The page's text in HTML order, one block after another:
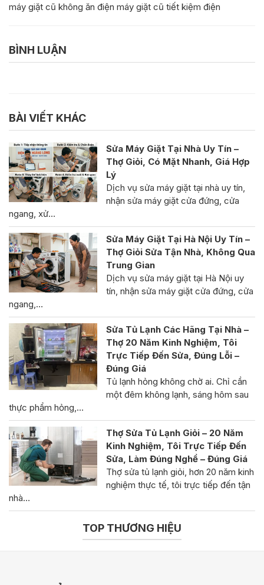
máy giặt cũ không ăn điện máy giặt cũ tiết kiệm điện
BÌNH LUẬN
BÀI VIẾT KHÁC
Sửa Máy Giặt Tại Nhà Uy Tín –
Thợ Giỏi, Có Mặt Nhanh, Giá Hợp
Lý
Dịch vụ sửa máy giặt tại nhà uy tín,
nhận sửa máy giặt cửa đứng, cửa
ngang, xử…
Sửa Máy Giặt Tại Hà Nội Uy Tín –
Thợ Giỏi Sửa Tận Nhà, Không Qua
Trung Gian
Dịch vụ sửa máy giặt tại Hà Nội uy
tín, nhận sửa máy giặt cửa đứng, cửa
ngang,…
Sửa Tủ Lạnh Các Hãng Tại Nhà –
Thợ 20 Năm Kinh Nghiệm, Tôi
Trực Tiếp Đến Sửa, Đúng Lỗi –
Đúng Giá
Tủ lạnh hỏng không chờ ai. Chỉ cần
một đêm không lạnh, sáng hôm sau
thực phẩm hỏng,…
Thợ Sửa Tủ Lạnh Giỏi – 20 Năm
Kinh Nghiệm, Tôi Trực Tiếp Đến
Sửa, Làm Đúng Nghề – Đúng Giá
Thợ sửa tủ lạnh giỏi, hơn 20 năm kinh
nghiệm thực tế, tôi trực tiếp đến tận
nhà…
TOP THƯƠNG HIỆU